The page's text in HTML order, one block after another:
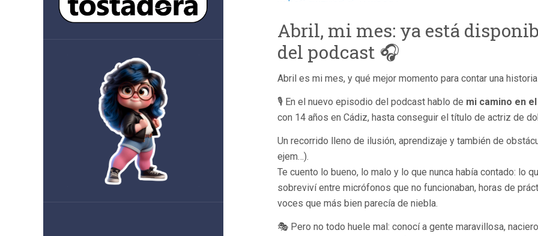
Abril, mi mes: ya está
del podcast 🎧
Abril es mi mes, y qué mejor momento para contar una
🎙️ En el nuevo episodio del podcast hablo de mi camino en
con 14 años en Cádiz, hasta conseguir el título de actriz de
Un recorrido lleno de ilusión, aprendizaje y también de
ejem…).
Te cuento lo bueno, lo malo y lo que nunca había contado: lo
sobreviví entre micrófonos que no funcionaban, horas de
voces que más bien parecía de niebla.
🎭 Pero no todo huele mal: conocí a gente maravillosa,